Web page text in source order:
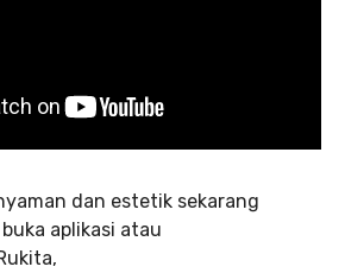
dan estetik sekarang
aplikasi atau